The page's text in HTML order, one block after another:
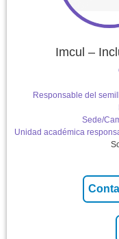
Imcul –
Responsable del
Sede/
Unidad académica